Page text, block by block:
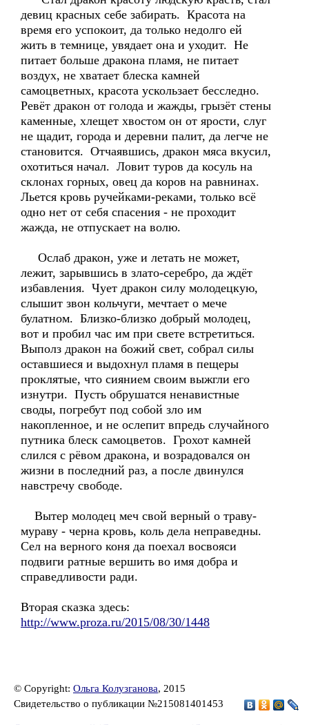
девиц красных себе забирать. Красота на
время его успокоит, да только недолго ей
жить в темнице, увядает она и уходит. Не
питает больше дракона пламя, не питает
воздух, не хватает блеска камней
самоцветных, красота ускользает бесследно.
Ревёт дракон от голода и жажды, грызёт стены
каменные, хлещет хвостом он от ярости, слуг
не щадит, города и деревни палит, да легче не
становится. Отчаявшись, дракон мяса вкусил,
охотиться начал. Ловит туров да косуль на
склонах горных, овец да коров на равнинах.
Льется кровь ручейками-реками, только всё
одно нет от себя спасения - не проходит
жажда, не отпускает на волю.
Ослаб дракон, уже и летать не может,
лежит, зарывшись в злато-серебро, да ждёт
избавления. Чует дракон силу молодецкую,
слышит звон кольчуги, мечтает о мече
булатном. Близко-близко добрый молодец,
вот и пробил час им при свете встретиться.
Выполз дракон на божий свет, собрал силы
оставшиеся и выдохнул пламя в пещеры
проклятые, что сиянием своим выжгли его
изнутри. Пусть обрушатся ненавистные
своды, погребут под собой зло им
накопленное, и не ослепит впредь случайного
путника блеск самоцветов. Грохот камней
слился с рёвом дракона, и возрадовался он
жизни в последний раз, а после двинулся
навстречу свободе.
Вытер молодец меч свой верный о траву-
мураву - черна кровь, коль дела неправедны.
Сел на верного коня да поехал восвояси
подвиги ратные вершить во имя добра и
справедливости ради.
Вторая сказка здесь:
http://www.proza.ru/2015/08/30/1448
© Copyright: Ольга Колузганова, 2015
Свидетельство о публикации №215081401453